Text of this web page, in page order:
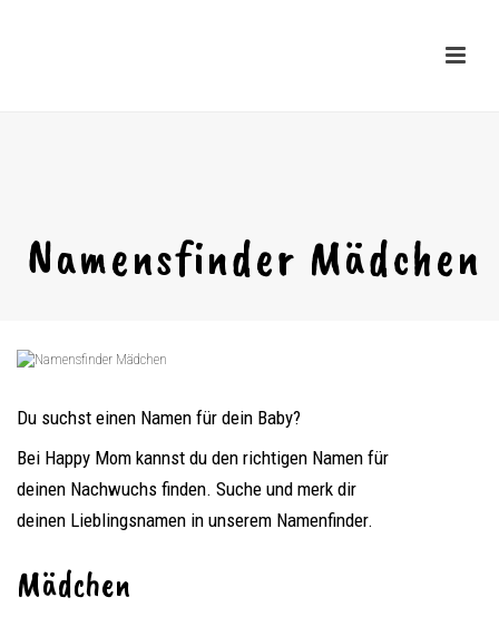
Namensfinder Mädchen
Du suchst einen Namen für dein Baby?
Bei Happy Mom kannst du den richtigen Namen für
deinen Nachwuchs finden. Suche und merk dir
deinen Lieblingsnamen in unserem Namenfinder.
Mädchen